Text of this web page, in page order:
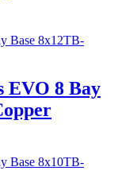
EVO 8 Bay